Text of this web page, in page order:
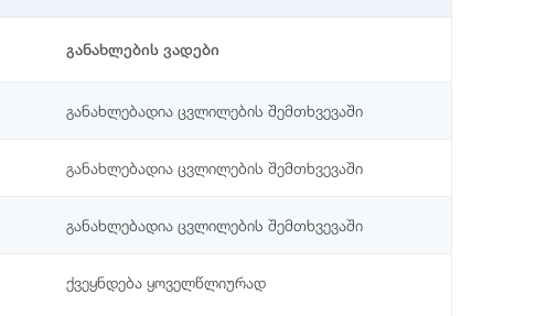
განახლების ვადები
განახლებადია ცვლილების შემთხვევაში
განახლებადია ცვლილების შემთხვევაში
განახლებადია ცვლილების შემთხვევაში
ქვეყნდება ყოველწლიურად